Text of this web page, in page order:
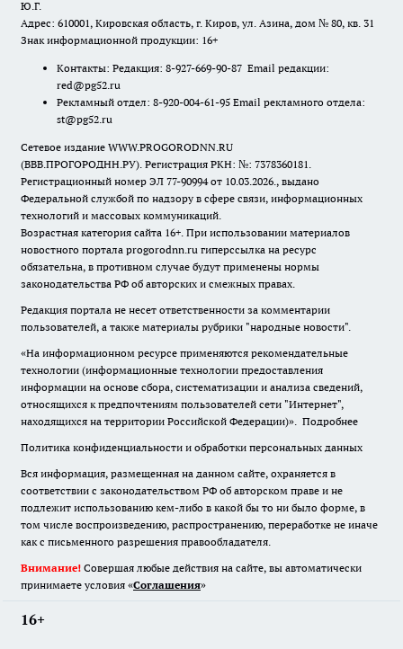
Ю.Г.
Адрес: 610001, Кировская область, г. Киров, ул. Азина, дом № 80, кв. 31
Знак информационной продукции: 16+
Контакты: Редакция: 8-927-669-90-87 Email редакции:
red@pg52.ru
Рекламный отдел: 8-920-004-61-95 Email рекламного отдела:
st@pg52.ru
Сетевое издание WWW.PROGORODNN.RU
(ВВВ.ПРОГОРОДНН.РУ). Регистрация РКН: №: 7378360181.
Регистрационный номер ЭЛ 77-90994 от 10.03.2026., выдано
Федеральной службой по надзору в сфере связи, информационных
технологий и массовых коммуникаций.
Возрастная категория сайта 16+. При использовании материалов
новостного портала progorodnn.ru гиперссылка на ресурс
обязательна, в противном случае будут применены нормы
законодательства РФ об авторских и смежных правах.
Редакция портала не несет ответственности за комментарии
пользователей, а также материалы рубрики "народные новости".
«На информационном ресурсе применяются рекомендательные
технологии (информационные технологии предоставления
информации на основе сбора, систематизации и анализа сведений,
относящихся к предпочтениям пользователей сети "Интернет",
находящихся на территории Российской Федерации)». Подробнее
Политика конфиденциальности и обработки персональных данных
Вся информация, размещенная на данном сайте, охраняется в
соответствии с законодательством РФ об авторском праве и не
подлежит использованию кем-либо в какой бы то ни было форме, в
том числе воспроизведению, распространению, переработке не иначе
как с письменного разрешения правообладателя.
Внимание! Совершая любые действия на сайте, вы автоматически
принимаете условия «Cоглашения»
16+